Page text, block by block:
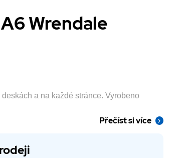
Wrendale
a na každé stránce. Vyrobeno
Přečíst si více